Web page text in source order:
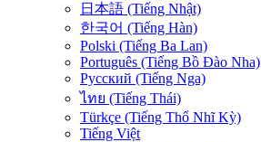
日本語 (Tiếng Nhật)
한국어 (Tiếng Hàn)
Polski (Tiếng Ba Lan)
Português (Tiếng Bồ Đào Nha)
Русский (Tiếng Nga)
ไทย (Tiếng Thái)
Türkçe (Tiếng Thổ Nhĩ Kỳ)
Tiếng Việt